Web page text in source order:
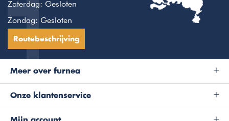
Zaterdag: Gesloten
Zondag: Gesloten
Routebeschrijving
Meer over furnea
Onze klantenservice